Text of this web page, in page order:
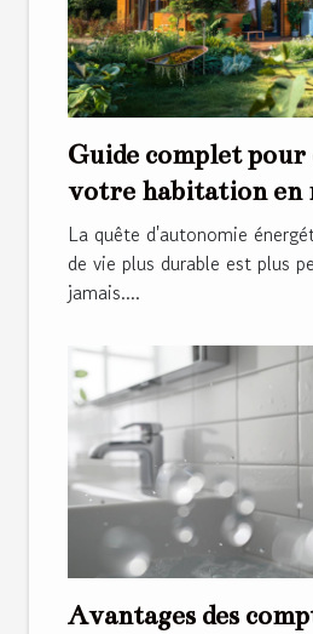
Guide complet
votre habitation en
autonome
La quête d'autonomie
de vie plus durable est plus
jamais....
Avantages des